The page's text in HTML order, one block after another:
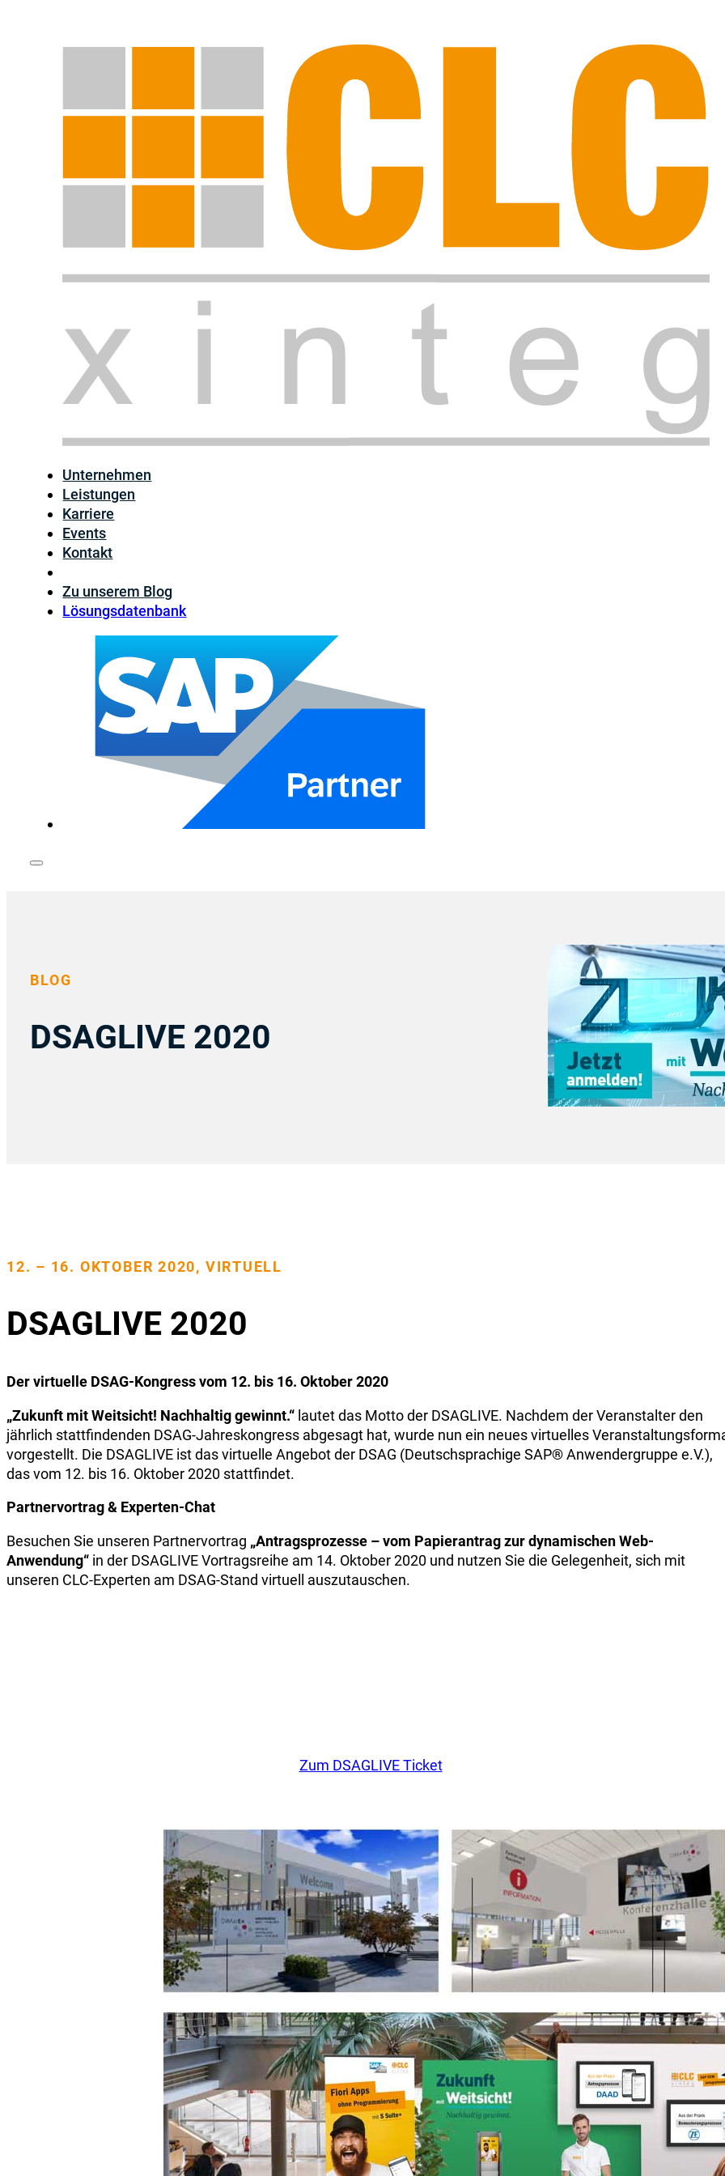
Unternehmen
Leistungen
Karriere
Events
Kontakt
Zu unserem Blog
Lösungsdatenbank
BLOG
DSAGLIVE 2020
12. – 16. OKTOBER 2020, VIRTUELL
DSAGLIVE 2020
Der virtuelle DSAG-Kongress vom 12. bis 16. Oktober 2020
„Zukunft mit Weitsicht! Nachhaltig gewinnt.“ lautet das Motto der DSAGLIVE. Nachdem der Veranstalter den
jährlich stattfindenden DSAG-Jahreskongress abgesagt hat, wurde nun ein neues virtuelles
vorgestellt. Die DSAGLIVE ist das virtuelle Angebot der DSAG (Deutschsprachige SAP® Anwendergruppe e.V.),
das vom 12. bis 16. Oktober 2020 stattfindet.
Partnervortrag & Experten-Chat
Besuchen Sie unseren Partnervortrag „Antragsprozesse – vom Papierantrag zur dynamischen Web-
Anwendung“ in der DSAGLIVE Vortragsreihe am 14. Oktober 2020 und nutzen Sie die Gelegenheit, sich mit
unseren CLC-Experten am DSAG-Stand virtuell auszutauschen.
Zum DSAGLIVE Ticket